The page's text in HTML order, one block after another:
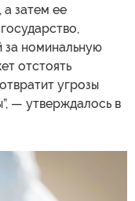
затем ее
за номинальную
отстоять
угрозы
— утверждалось в